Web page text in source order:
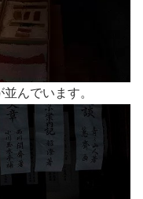
んでいます。